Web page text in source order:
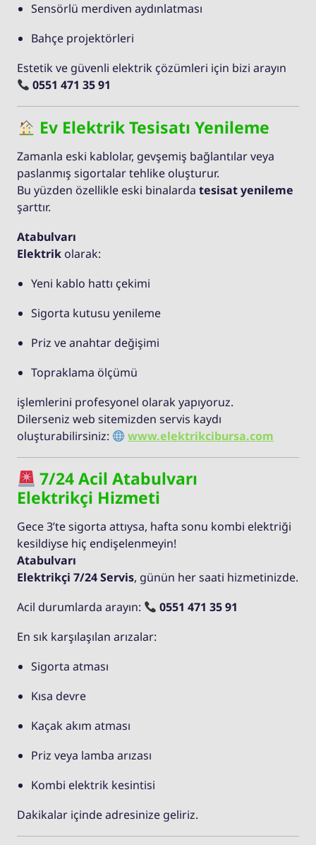
Sensörlü merdiven aydınlatması
Bahçe projektörleri
Estetik ve güvenli elektrik çözümleri için bizi arayın
0551 471 35 91
Ev Elektrik Tesisatı Yenileme
Zamanla eski kablolar, gevşemiş bağlantılar veya
paslanmış sigortalar tehlike oluşturur.
Bu yüzden özellikle eski binalarda tesisat yenileme
şarttır.
Atabulvarı
Elektrik olarak:
Yeni kablo hattı çekimi
Sigorta kutusu yenileme
Priz ve anahtar değişimi
Topraklama ölçümü
işlemlerini profesyonel olarak yapıyoruz.
Dilerseniz web sitemizden servis kaydı
oluşturabilirsiniz:
www.elektrikcibursa.com
7/24 Acil Atabulvarı
Elektrikçi Hizmeti
Gece 3’te sigorta attıysa, hafta sonu kombi elektriği
kesildiyse hiç endişelenmeyin!
Atabulvarı
Elektrikçi 7/24 Servis, günün her saati hizmetinizde.
Acil durumlarda arayın:
0551 471 35 91
En sık karşılaşılan arızalar:
Sigorta atması
Kısa devre
Kaçak akım atması
Priz veya lamba arızası
Kombi elektrik kesintisi
Dakikalar içinde adresinize geliriz.